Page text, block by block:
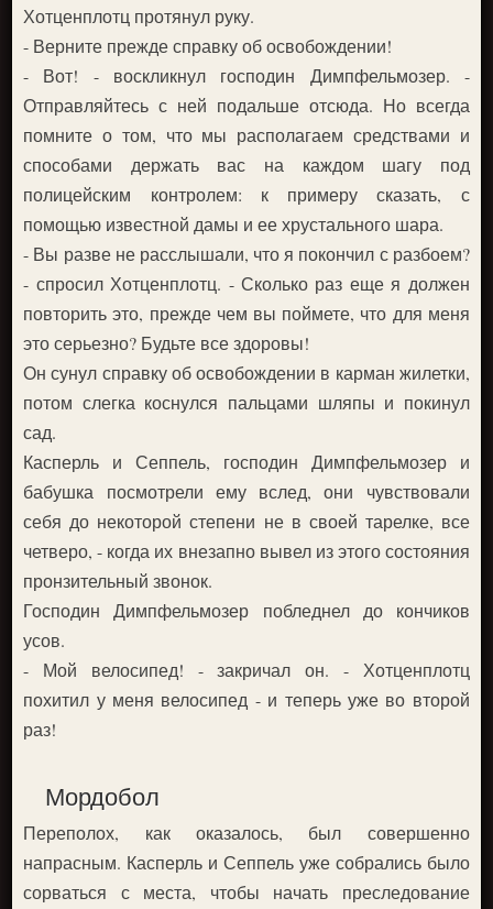
Хотценплотц протянул руку.
- Верните прежде справку об освобождении!
- Вот! - воскликнул господин Димпфельмозер. -
Отправляйтесь с ней подальше отсюда. Но всегда
помните о том, что мы располагаем средствами и
способами держать вас на каждом шагу под
полицейским контролем: к примеру сказать, с
помощью известной дамы и ее хрустального шара.
- Вы разве не расслышали, что я покончил с разбоем?
- спросил Хотценплотц. - Сколько раз еще я должен
повторить это, прежде чем вы поймете, что для меня
это серьезно? Будьте все здоровы!
Он сунул справку об освобождении в карман жилетки,
потом слегка коснулся пальцами шляпы и покинул
сад.
Касперль и Сеппель, господин Димпфельмозер и
бабушка посмотрели ему вслед, они чувствовали
себя до некоторой степени не в своей тарелке, все
четверо, - когда их внезапно вывел из этого состояния
пронзительный звонок.
Господин Димпфельмозер побледнел до кончиков
усов.
- Мой велосипед! - закричал он. - Хотценплотц
похитил у меня велосипед - и теперь уже во второй
раз!
Мордобол
Переполох, как оказалось, был совершенно
напрасным. Касперль и Сеппель уже собрались было
сорваться с места, чтобы начать преследование